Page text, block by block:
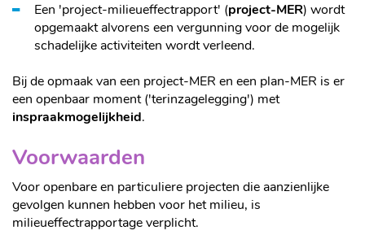
Een 'project-milieueffectrapport' (project-MER) wordt
opgemaakt alvorens een vergunning voor de mogelijk
schadelijke activiteiten wordt verleend.
Bij de opmaak van een project-MER en een plan-MER is er
een openbaar moment ('terinzagelegging') met
inspraakmogelijkheid.
Voorwaarden
Voor openbare en particuliere projecten die aanzienlijke
gevolgen kunnen hebben voor het milieu, is
milieueffectrapportage verplicht.